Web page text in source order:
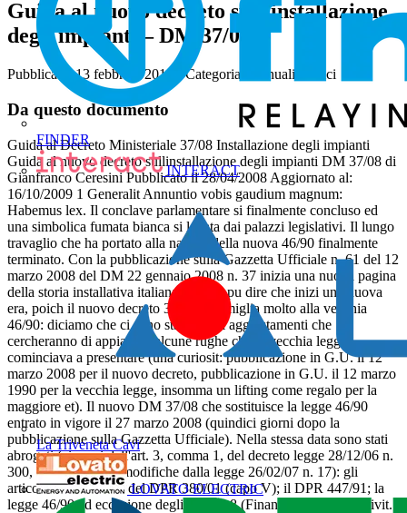
FINDER
INTERACT
La Triveneta Cavi
LOVATO ELECTRIC
Guida al nuovo decreto sull’installazione
degli impianti – DM 37/08
Pubblicato: 13 febbraio 2014 · Categoria: Manuali tecnici
Da questo documento
Guida al Decreto Ministeriale 37/08 Installazione degli impianti
Guida al nuovo decreto sullinstallazione degli impianti DM 37/08 di
Gianfranco Ceresini Pubblicato il 28/04/2008 Aggiornato al:
16/10/2009 1 Generalit Annuntio vobis gaudium magnum:
Habemus lex. Il conclave parlamentare si finalmente concluso ed
una simbolica fumata bianca si levata dai palazzi legislativi. Il lungo
travaglio che ha portato alla nascita della nuova 46/90 finalmente
terminato. Con la pubblicazione sulla Gazzetta Ufficiale n. 61 del 12
marzo 2008 del DM 22 gennaio 2008 n. 37 inizia una nuova pagina
della storia installativa italiana. Non si pu dire che inizi una nuova
era, poich il nuovo decreto 37/08 assomiglia molto alla vecchia
46/90: diciamo che ci sono stati alcuni aggiustamenti che
cercheranno di appianare alcune rughe che la vecchia legge
cominciava a presentare (una curiosit: pubblicazione in G.U. il 12
marzo 2008 per il nuovo decreto, pubblicazione in G.U. il 12 marzo
1990 per la vecchia legge, insomma un lifting come regalo per la
maggiore et). Il nuovo DM 37/08 che sostituisce la legge 46/90
entrato in vigore il 27 marzo 2008 (quindici giorni dopo la
pubblicazione sulla Gazzetta Ufficiale). Nella stessa data sono stati
abrogati (ai sensi dell'art. 3, comma 1, del decreto legge 28/12/06 n.
300, convertito con modifiche dalla legge 26/02/07 n. 17): gli
articoli da 107 a 121 del DPR 380/01 (capo V); il DPR 447/91; la
legge 46/90 ad eccezione degli articoli 8 (Finanziamento dell'attivit...